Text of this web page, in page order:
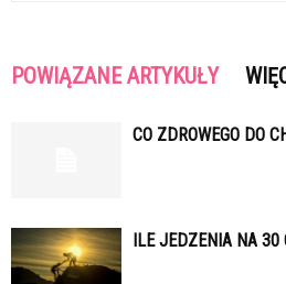
POWIĄZANE ARTYKUŁY
CO ZDROWEGO DO
ILE JEDZENIA NA 30